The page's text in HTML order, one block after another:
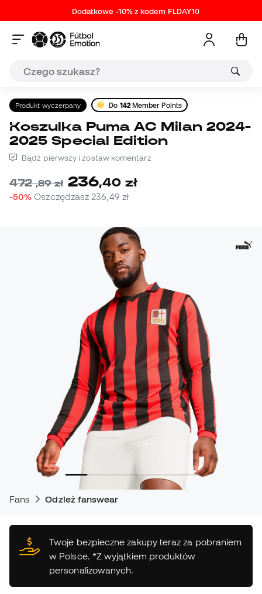
Dodatkowe -10% z kodem FLDAY10
Produkt wyczerpany Do 142Member Points
Koszulka Puma AC Milan 2024-
2025 Special Edition
Bądź pierwszy i zostaw komentarz
472,89 zł 236,40 zł
-50% Oszczędzasz 236,49 zł
Fans Odzież fanswear
Twoje bezpieczne zakupy teraz za pobraniem
w Polsce. *Z wyjątkiem produktów
personalizowanych.